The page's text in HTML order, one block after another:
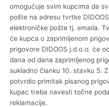
omogućuje svim kupcima da
pošte na adresu tvrtke
elektroničke pošte tj. emaila.
će kupca o zaprimljenom
prigovore DIDOOS j.d.o.o. će
dana od dana zaprimljenog
sukladno članku 10. stavku 5.
potvrdio primitak pisanog
kupac treba navesti točne
reklamacije.